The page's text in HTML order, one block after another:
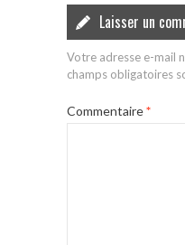
Laisser un
Votre adresse e-mail
champs obligatoires
Commentaire*